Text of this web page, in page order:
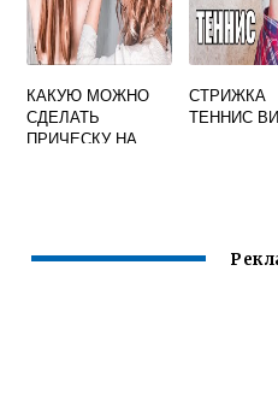
КАКУЮ МОЖНО
СДЕЛАТЬ
ПРИЧЕСКУ НА
СТРИЖКА
ТЕННИС